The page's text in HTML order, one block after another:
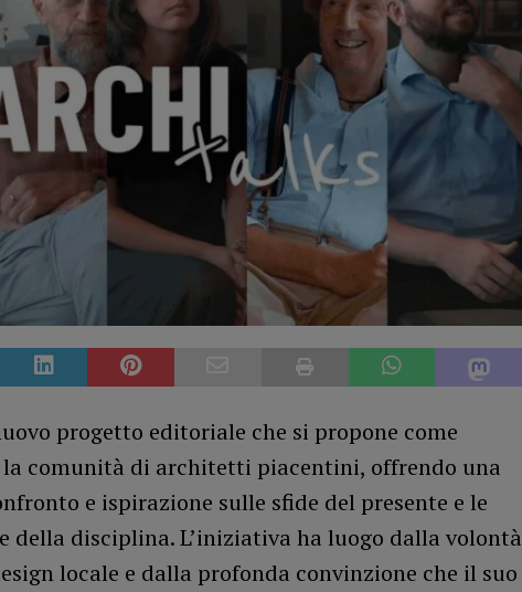
progetto editoriale che si propone come
comunità di architetti piacentini, offrendo una
e ispirazione sulle sfide del presente e le
della disciplina. L’iniziativa ha luogo dalla volontà
locale e dalla profonda convinzione che il suo